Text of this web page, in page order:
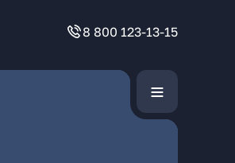
8 800 123-13-15